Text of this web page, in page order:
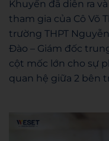
Khuyến đã diễn ra
tham gia của Cô Võ
trường THPT
Đào – Giám đốc
cột mốc lớn cho sự
quan hệ giữa 2 bên